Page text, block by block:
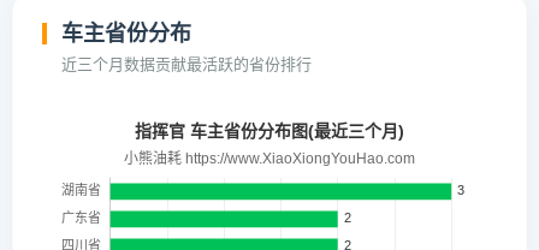
车主省份分布
近三个月数据贡献最活跃的省份排行